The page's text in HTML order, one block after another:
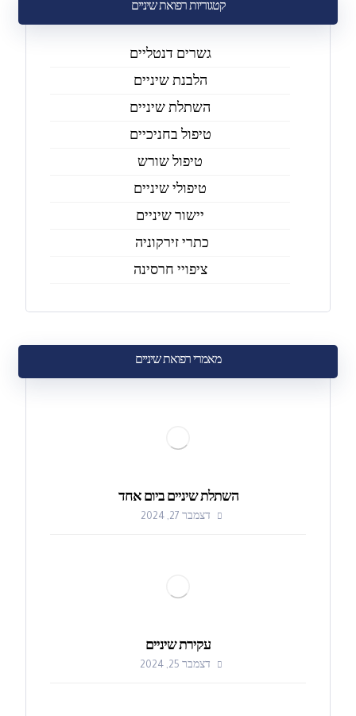
קטגוריות רפואת שיניים
גשרים דנטליים
הלבנת שיניים
השתלת שיניים
טיפול בחניכיים
טיפול שורש
טיפולי שיניים
יישור שיניים
כתרי זירקוניה
ציפויי חרסינה
מאמרי רפואת שיניים
השתלת שיניים ביום אחד
דצמבר 27, 2024
עקירת שיניים
דצמבר 25, 2024